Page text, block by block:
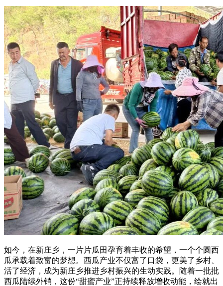
如今，在新庄乡，一片片瓜田孕育着丰收的希望，一个个圆西
瓜承载着致富的梦想。西瓜产业不仅富了口袋，更美了乡村、
活了经济，成为新庄乡推进乡村振兴的生动实践。随着一批批
西瓜陆续外销，这份“甜蜜产业”正持续释放增收动能，绘就出